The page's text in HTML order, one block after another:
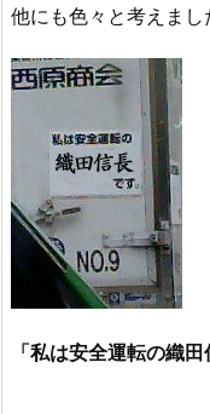
他にも色々と考えまし
「私は安全運転の織田